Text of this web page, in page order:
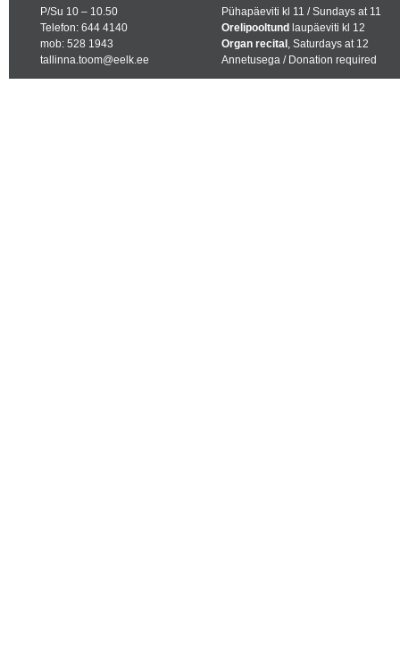
P/Su 10 – 10.50
Telefon: 644 4140
mob: 528 1943
tallinna.toom@eelk.ee
Pühapäeviti kl 11 / Sundays at 11
Orelipooltund laupäeviti kl 12
Organ recital , Saturdays at 12
Annetusega / Donation required